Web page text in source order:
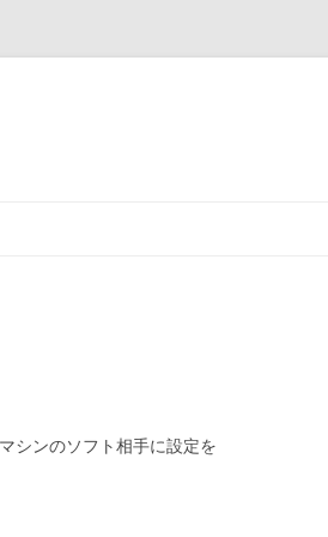
シンのソフト相手に設定を